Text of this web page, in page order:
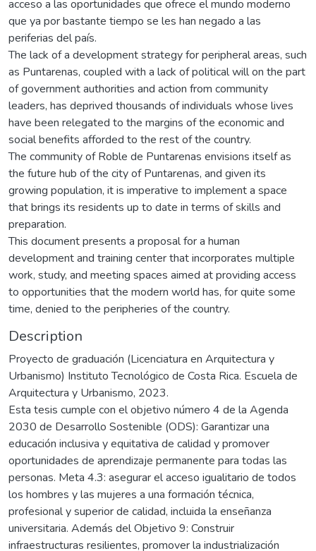
acceso a las oportunidades que ofrece el mundo moderno
que ya por bastante tiempo se les han negado a las
periferias del país.
The lack of a development strategy for peripheral areas, such
as Puntarenas, coupled with a lack of political will on the part
of government authorities and action from community
leaders, has deprived thousands of individuals whose lives
have been relegated to the margins of the economic and
social benefits afforded to the rest of the country.
The community of Roble de Puntarenas envisions itself as
the future hub of the city of Puntarenas, and given its
growing population, it is imperative to implement a space
that brings its residents up to date in terms of skills and
preparation.
This document presents a proposal for a human
development and training center that incorporates multiple
work, study, and meeting spaces aimed at providing access
to opportunities that the modern world has, for quite some
time, denied to the peripheries of the country.
Description
Proyecto de graduación (Licenciatura en Arquitectura y
Urbanismo) Instituto Tecnológico de Costa Rica. Escuela de
Arquitectura y Urbanismo, 2023.
Esta tesis cumple con el objetivo número 4 de la Agenda
2030 de Desarrollo Sostenible (ODS): Garantizar una
educación inclusiva y equitativa de calidad y promover
oportunidades de aprendizaje permanente para todas las
personas. Meta 4.3: asegurar el acceso igualitario de todos
los hombres y las mujeres a una formación técnica,
profesional y superior de calidad, incluida la enseñanza
universitaria. Además del Objetivo 9: Construir
infraestructuras resilientes, promover la industrialización